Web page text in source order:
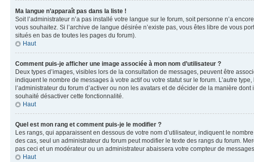
Ma langue n’apparaît pas dans la liste !
Soit l’administrateur n’a pas installé votre langue sur le forum, soit personne n’a
vous souhaitez. Si l’archive de langue désirée n’existe pas, vous êtes libre de vous
situés en bas de toutes les pages du forum).
Haut
Comment puis-je afficher une image associée à mon nom d’utilisateur ?
Deux types d’images, visibles lors de la consultation de messages, peuvent être
indiquent le nombre de messages à votre actif ou votre statut sur le forum. L’autre
l’administrateur du forum d’activer ou non les avatars et de décider de la manière
souhaité désactiver cette fonctionnalité.
Haut
Quel est mon rang et comment puis-je le modifier ?
Les rangs, qui apparaissent en dessous de votre nom d’utilisateur, indiquent le
des cas, seul un administrateur du forum peut modifier le texte des rangs du forum.
pas ceci et un modérateur ou un administrateur abaissera votre compteur de messages.
Haut